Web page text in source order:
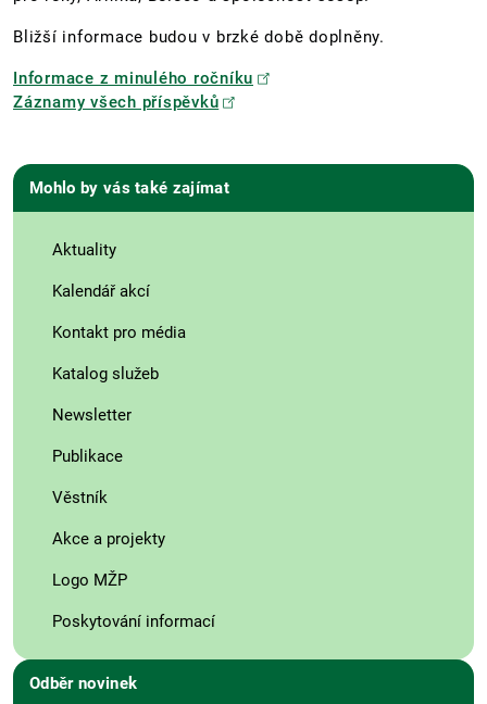
Bližší informace budou v brzké době doplněny.
Informace z minulého ročníku
Záznamy všech příspěvků
Mohlo by vás také zajímat
Aktuality
Kalendář akcí
Kontakt pro média
Katalog služeb
Newsletter
Publikace
Věstník
Akce a projekty
Logo MŽP
Poskytování informací
Odběr novinek